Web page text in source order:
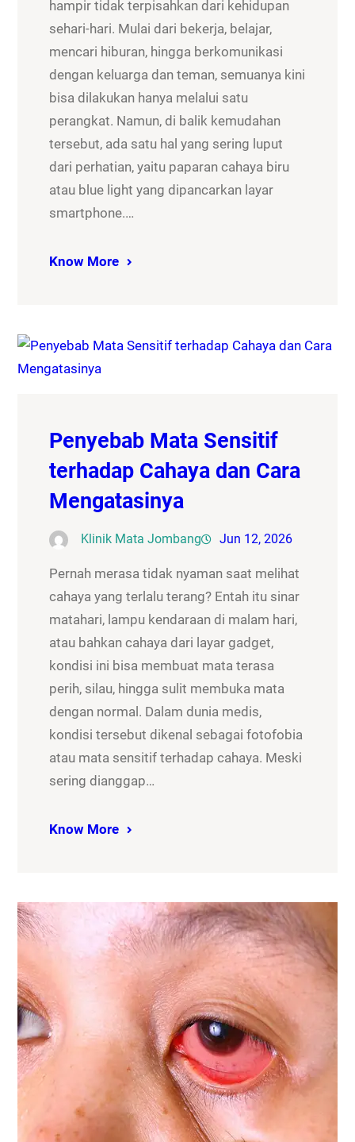
hampir tidak terpisahkan dari kehidupan
sehari-hari. Mulai dari bekerja, belajar,
mencari hiburan, hingga berkomunikasi
dengan keluarga dan teman, semuanya kini
bisa dilakukan hanya melalui satu
perangkat. Namun, di balik kemudahan
tersebut, ada satu hal yang sering luput
dari perhatian, yaitu paparan cahaya biru
atau blue light yang dipancarkan layar
smartphone.…
Know More
Penyebab Mata Sensitif
terhadap Cahaya dan Cara
Mengatasinya
Klinik Mata Jombang Jun 12, 2026
Pernah merasa tidak nyaman saat melihat
cahaya yang terlalu terang? Entah itu sinar
matahari, lampu kendaraan di malam hari,
atau bahkan cahaya dari layar gadget,
kondisi ini bisa membuat mata terasa
perih, silau, hingga sulit membuka mata
dengan normal. Dalam dunia medis,
kondisi tersebut dikenal sebagai fotofobia
atau mata sensitif terhadap cahaya. Meski
sering dianggap…
Know More